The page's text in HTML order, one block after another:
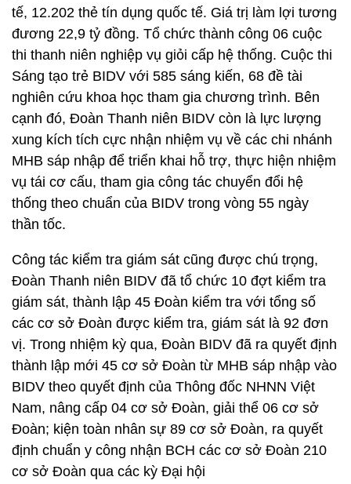
tế, 12.202 thẻ tín dụng quốc tế. Giá trị làm lợi tương
đương 22,9 tỷ đồng. Tổ chức thành công 06 cuộc
thi thanh niên nghiệp vụ giỏi cấp hệ thống. Cuộc thi
Sáng tạo trẻ BIDV với 585 sáng kiến, 68 đề tài
nghiên cứu khoa học tham gia chương trình. Bên
cạnh đó, Đoàn Thanh niên BIDV còn là lực lượng
xung kích tích cực nhận nhiệm vụ về các chi nhánh
MHB sáp nhập để triển khai hỗ trợ, thực hiện nhiệm
vụ tái cơ cấu, tham gia công tác chuyển đổi hệ
thống theo chuẩn của BIDV trong vòng 55 ngày
thần tốc.
Công tác kiểm tra giám sát cũng được chú trọng,
Đoàn Thanh niên BIDV đã tổ chức 10 đợt kiểm tra
giám sát, thành lập 45 Đoàn kiểm tra với tổng số
các cơ sở Đoàn được kiểm tra, giám sát là 92 đơn
vị. Trong nhiệm kỳ qua, Đoàn BIDV đã ra quyết định
thành lập mới 45 cơ sở Đoàn từ MHB sáp nhập vào
BIDV theo quyết định của Thông đốc NHNN Việt
Nam, nâng cấp 04 cơ sở Đoàn, giải thể 06 cơ sở
Đoàn; kiện toàn nhân sự 89 cơ sở Đoàn, ra quyết
định chuẩn y công nhận BCH các cơ sở Đoàn 210
cơ sở Đoàn qua các kỳ Đại hội